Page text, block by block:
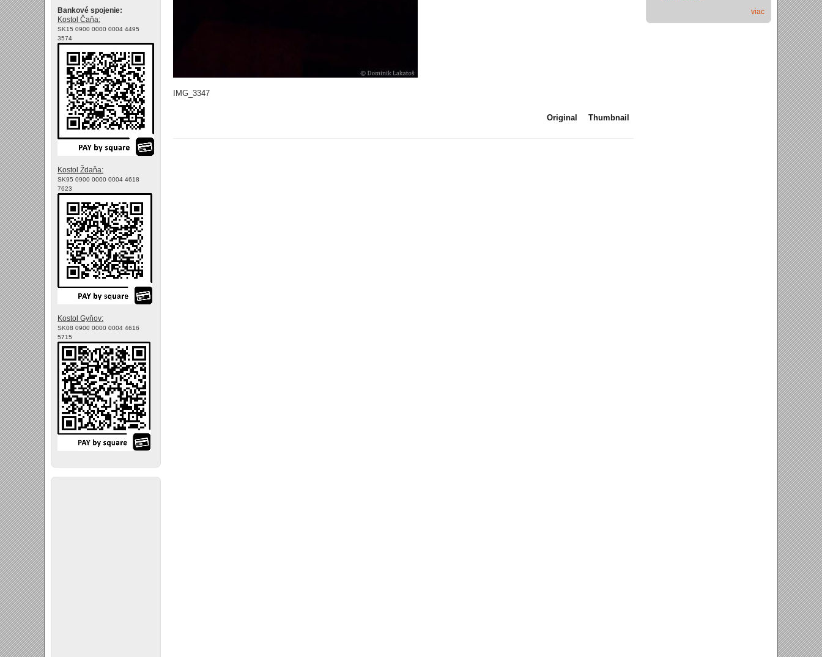
IMG_3347
Original Thumbnail
Bankové spojenie:
Kostol Čaňa:
SK15 0900 0000 0004 4495
3574
Kostol Ždaňa:
SK95 0900 0000 0004 4618
7623
Kostol Gyňov:
SK08 0900 0000 0004 4616
5715
viac